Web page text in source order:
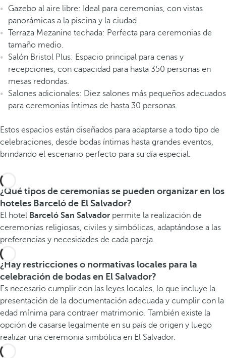
Gazebo al aire libre: Ideal para ceremonias, con vistas
panorámicas a la piscina y la ciudad.
Terraza Mezanine techada: Perfecta para ceremonias de
tamaño medio.
Salón Bristol Plus: Espacio principal para cenas y
recepciones, con capacidad para hasta 350 personas en
mesas redondas.
Salones adicionales: Diez salones más pequeños adecuados
para ceremonias íntimas de hasta 30 personas.
Estos espacios están diseñados para adaptarse a todo tipo de
celebraciones, desde bodas íntimas hasta grandes eventos,
brindando el escenario perfecto para su día especial.
¿Qué tipos de ceremonias se pueden organizar en los
hoteles Barceló de El Salvador?
El hotel Barceló San Salvador permite la realización de
ceremonias religiosas, civiles y simbólicas, adaptándose a las
preferencias y necesidades de cada pareja.
¿Hay restricciones o normativas locales para la
celebración de bodas en El Salvador?
Es necesario cumplir con las leyes locales, lo que incluye la
presentación de la documentación adecuada y cumplir con la
edad mínima para contraer matrimonio. También existe la
opción de casarse legalmente en su país de origen y luego
realizar una ceremonia simbólica en El Salvador.